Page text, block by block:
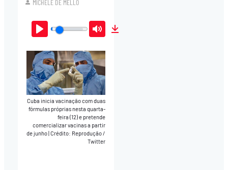
MICHELE DE MELLO
Play Mute
Cuba inicia vacinação com duas
fórmulas próprias nesta quarta-
feira (12) e pretende
comercializar vacinas a partir
de junho Crédito: Reprodução /
Twitter